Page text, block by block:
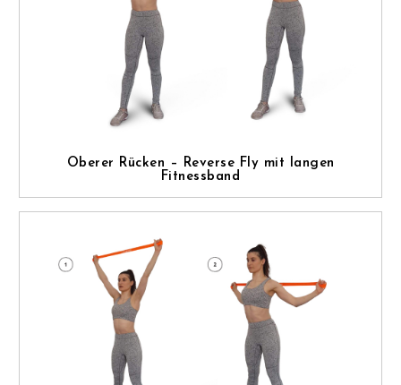
Oberer Rücken – Reverse Fly mit langen
Fitnessband